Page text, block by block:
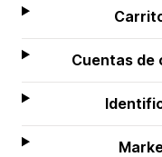
Cuentas de